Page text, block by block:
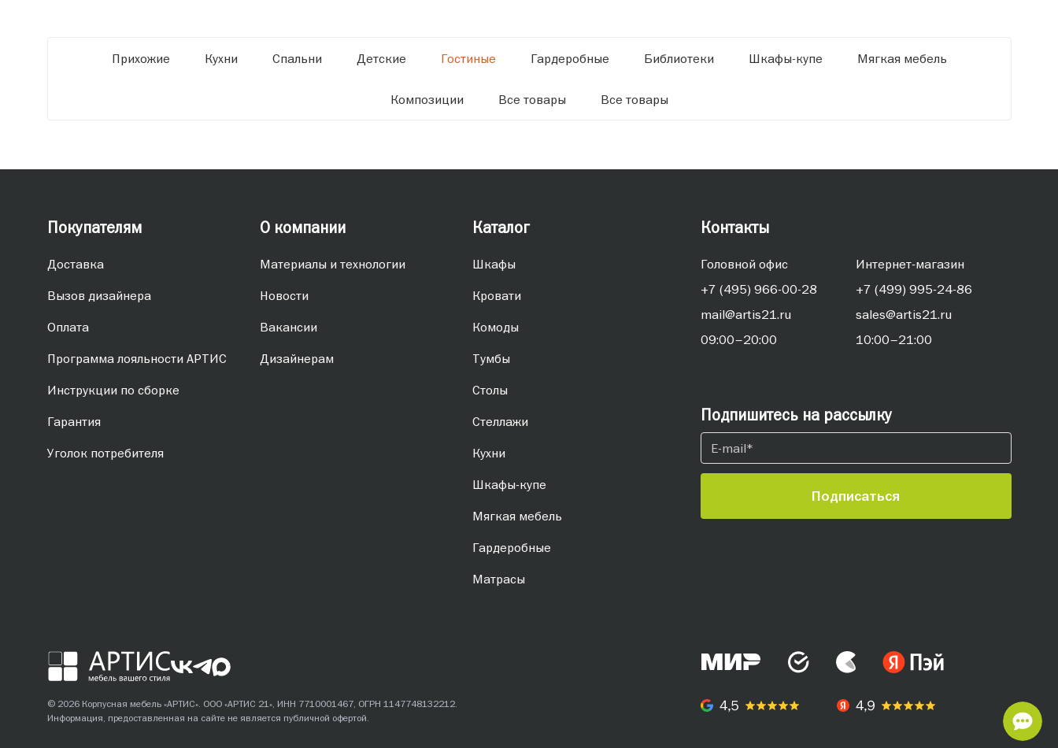
Прихожие Кухни Спальни Детские Гостиные Гардеробные Библиотеки Шкафы-купе Мягкая мебель
Композиции Все товары Все товары
Покупателям
Доставка
Вызов дизайнера
Оплата
Программа лояльности АРТИС
Инструкции по сборке
Гарантия
Уголок потребителя
О компании
Материалы и технологии
Новости
Вакансии
Дизайнерам
Каталог
Шкафы
Кровати
Комоды
Тумбы
Столы
Стеллажи
Кухни
Шкафы-купе
Мягкая мебель
Гардеробные
Матрасы
Контакты
Головной офис
+7 (495) 966-00-28
mail@artis21.ru
09:00–20:00
Интернет-магазин
+7 (499) 995-24-86
sales@artis21.ru
10:00–21:00
Подпишитесь на рассылку
Подписаться
© 2026 Корпусная мебель «АРТИС». ООО «АРТИС 21», ИНН 7710001467, ОГРН 1147748132212.
Информация, предоставленная на сайте не является публичной офертой.